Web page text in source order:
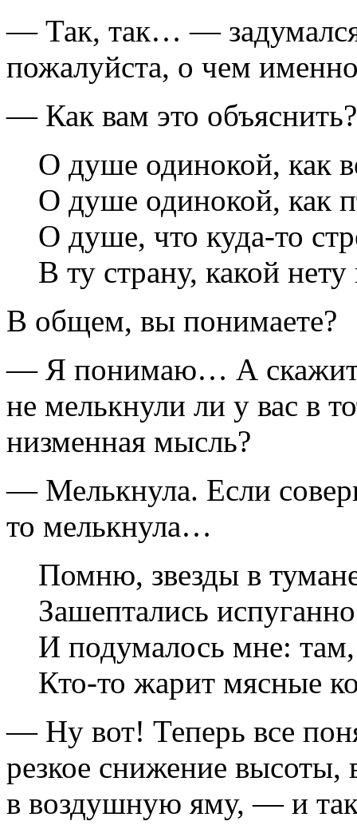
— Так, так… —
пожалуйста, о чем
— Как вам это объяснить?
О душе одинокой, как
О душе одинокой, как
О душе, что куда-то
В ту страну, какой
В общем, вы понимаете?
— Я понимаю… А
не мелькнули ли у вас в
низменная мысль?
— Мелькнула. Если
то мелькнула…
Помню, звезды в
Зашептались
И подумалось мне:
Кто-то жарит мясные
— Ну вот! Теперь все
резкое снижение высоты,
в воздушную яму, — и